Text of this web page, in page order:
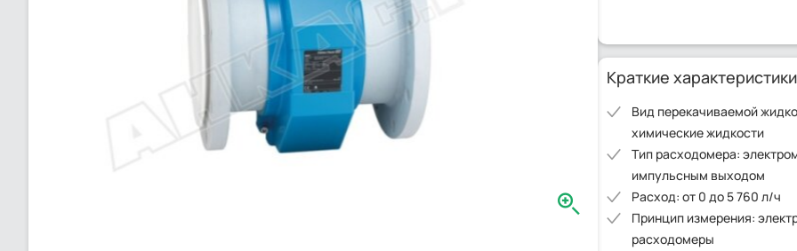
Краткие характеристики
Вид перекачиваемой
химические жидкости
Тип расходомера:
импульсным выходом
Расход: от 0 до 5 760 л/ч
Принцип измерения:
расходомеры